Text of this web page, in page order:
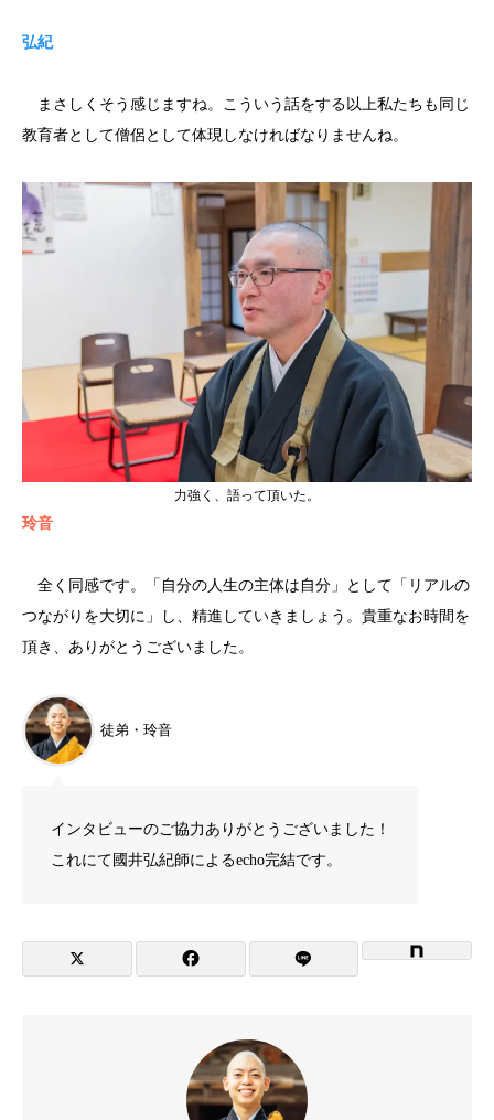
弘紀
まさしくそう感じますね。こういう話をする以上私たちも同じ
教育者として僧侶として体現しなければなりませんね。
力強く、語って頂いた。
玲音
全く同感です。「自分の人生の主体は自分」として「リアルの
つながりを大切に」し、精進していきましょう。貴重なお時間を
頂き、ありがとうございました。
徒弟・玲音
インタビューのご協力ありがとうございました！
これにて國井弘紀師によるecho完結です。